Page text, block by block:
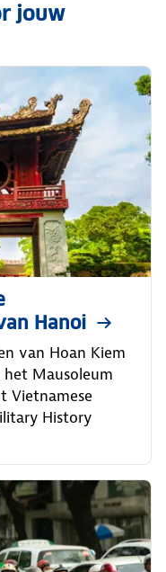
jouw
Hanoi
van Hoan Kiem
het Mausoleum
Vietnamese
History